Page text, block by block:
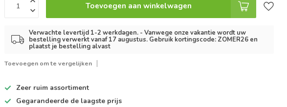
Toevoegen aan winkelwagen
Verwachte levertijd 1-2 werkdagen. - Vanwege onze vakantie wordt uw
bestelling verwerkt vanaf 17 augustus. Gebruik kortingscode: ZOMER26 en
plaatst je bestelling alvast
Toevoegen om te vergelijken
Zeer ruim assortiment
Gegarandeerde de laagste prijs